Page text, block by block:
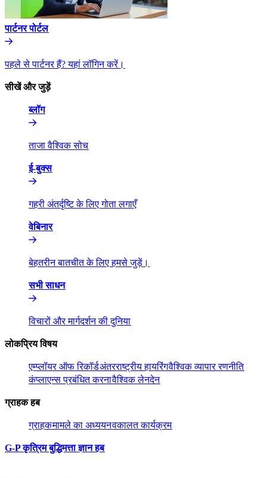
पार्टनर पोर्टल​​
पहले से पार्टनर हैं? यहां लॉगिन करें।​​
सीखें और जुड़ें​​
ब्लॉग​​
ताजा वैश्विक सोच​​
ई-बुक्स​​
गहरी अंतर्दृष्टि के लिए गोता लगाएँ​​
वेबिनार​​
बेहतरीन बातचीत के लिए हमसे जुड़ें।​​
सभी साधन​​
विचारों और मार्गदर्शन की दुनिया​​
लोकप्रिय विषय​​
एम्प्लॉयर ऑफ रिकॉर्ड​​अंतरराष्ट्रीय हायरिंग​​वैश्विक व्यापार रणनीति​​
कंप्लाएन्स प्रबंधित करना​​वैश्विक लेनदेन​​
ग्राहक हब​​
ग्राहक​​मामले का अध्ययन​​वकालत कार्यक्रम​​
G-P कृत्रिम बुद्धिमत्ता ज्ञान हब​​